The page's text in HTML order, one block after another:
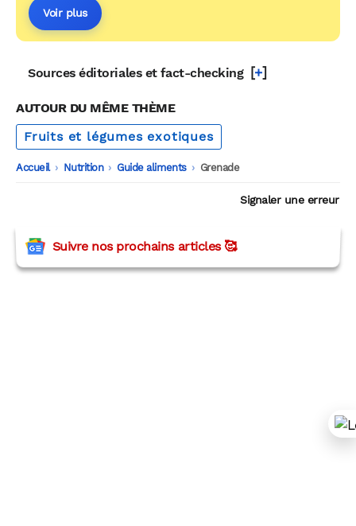
Voir plus
Sources éditoriales et fact-checking [+]
AUTOUR DU MÊME THÈME
Fruits et légumes exotiques
Accueil -
Nutrition -
Guide aliments -
Grenade
Signaler une erreur
Suivre nos prochains articles 🥰